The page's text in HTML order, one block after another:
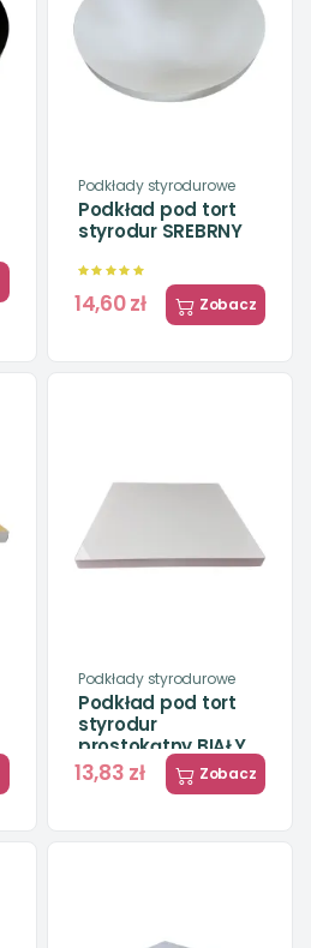
Podkłady styrodurowe
Podkład pod tort
styrodur SREBRNY
14,60 zł Zobacz
Podkłady styrodurowe
Podkład pod tort
styrodur
prostokątny BIAŁY
13,83 zł Zobacz